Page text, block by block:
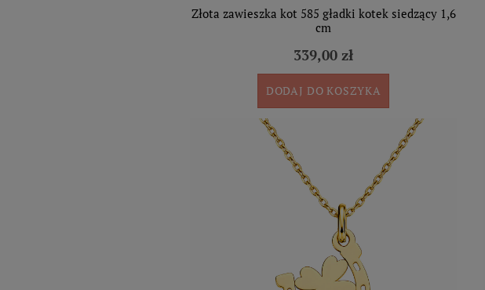
Złota zawieszka kot 585 gładki kotek siedzący 1,6
cm
339,00 zł
DODAJ DO KOSZYKA